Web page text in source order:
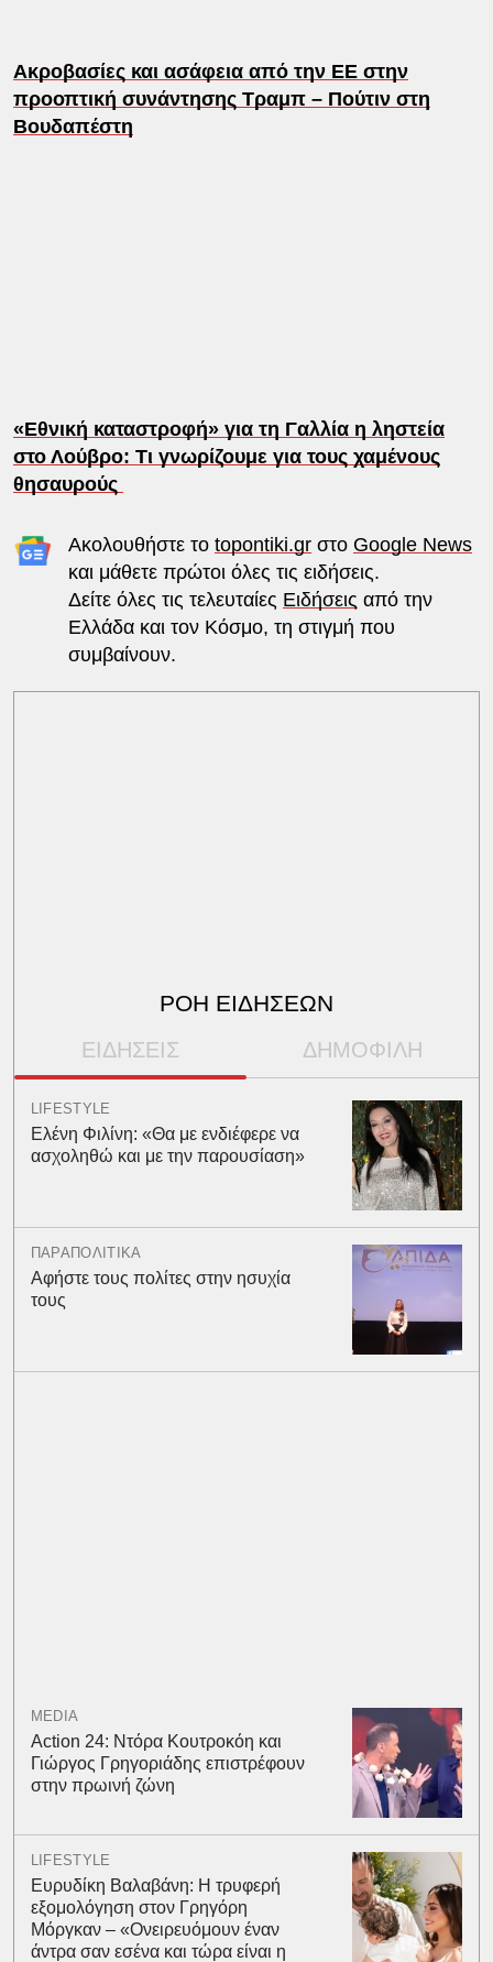
Ακροβασίες και ασάφεια από την ΕΕ στην
προοπτική συνάντησης Τραμπ – Πούτιν στη
Βουδαπέστη
«Εθνική καταστροφή» για τη Γαλλία η ληστεία
στο Λούβρο: Τι γνωρίζουμε για τους χαμένους
θησαυρούς
Ακολουθήστε το topontiki.grστο Google News
και μάθετε πρώτοι όλες τις ειδήσεις.
Δείτε όλες τις τελευταίες Ειδήσεις από την
Ελλάδα και τον Κόσμο, τη στιγμή που
συμβαίνουν.
ΡΟΗ ΕΙΔΗΣΕΩΝ
ΕΙΔΗΣΕΙΣ ΔΗΜΟΦΙΛΗ
LIFESTYLE
Ελένη Φιλίνη: «Θα με ενδιέφερε να
ασχοληθώ και με την παρουσίαση»
ΠΑΡΑΠΟΛΙΤΙΚΑ
Αφήστε τους πολίτες στην ησυχία
τους
MEDIA
Action 24: Ντόρα Κουτροκόη και
Γιώργος Γρηγοριάδης επιστρέφουν
στην πρωινή ζώνη
LIFESTYLE
Ευρυδίκη Βαλαβάνη: Η τρυφερή
εξομολόγηση στον Γρηγόρη
Μόργκαν – «Ονειρευόμουν έναν
άντρα σαν εσένα και τώρα είναι η